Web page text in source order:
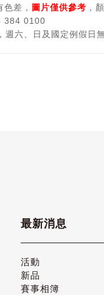
差， 圖片僅供參考 ，
384 0100
六、日及國定例假日
最新消息
活動
新品
賽事相簿